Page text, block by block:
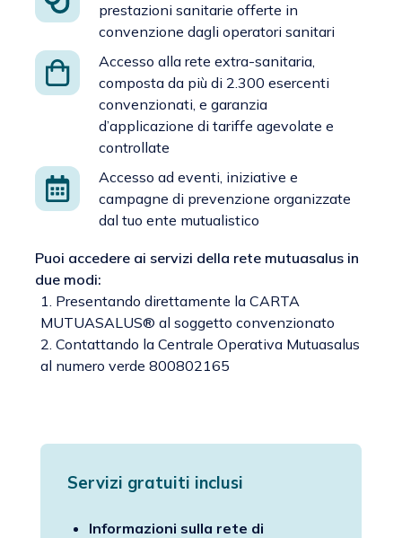
prestazioni sanitarie offerte in
convenzione dagli operatori sanitari
Accesso alla rete extra-sanitaria,
composta da più di 2.300 esercenti
convenzionati, e garanzia
d’applicazione di tariffe agevolate e
controllate
Accesso ad eventi, iniziative e
campagne di prevenzione organizzate
dal tuo ente mutualistico
Puoi accedere ai servizi della rete mutuasalus in
due modi:
1. Presentando direttamente la CARTA
MUTUASALUS® al soggetto convenzionato
2. Contattando la Centrale Operativa Mutuasalus
al numero verde 800802165
Servizi gratuiti inclusi
Informazioni sulla rete di